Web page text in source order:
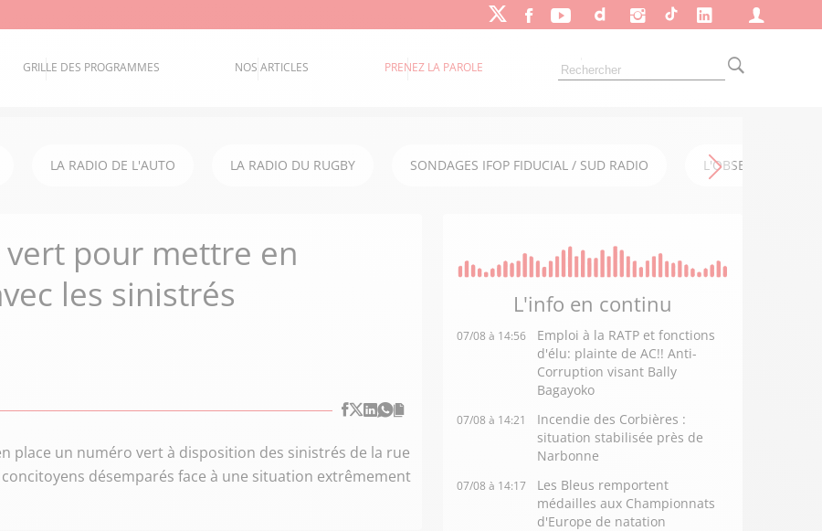
GRILLE DES PROGRAMMES NOS ARTICLES PRENEZ LA PAROLE
LA RADIO DE L'AUTO LA RADIO DU RUGBY SONDAGES IFOP FIDUCIAL / SUD RADIO L'OBSERVATOIRE
pour mettre en
les sinistrés
place un numéro vert à disposition des sinistrés de la rue
désemparés face à une situation extrêmement
L'info en continu
07/08 à 14:56
Emploi à la RATP et fonctions
d'élu: plainte de AC!! Anti-
Corruption visant Bally
Bagayoko
07/08 à 14:21
Incendie des Corbières :
situation stabilisée près de
Narbonne
07/08 à 14:17
Les Bleus remportent
médailles aux Championnats
d'Europe de natation